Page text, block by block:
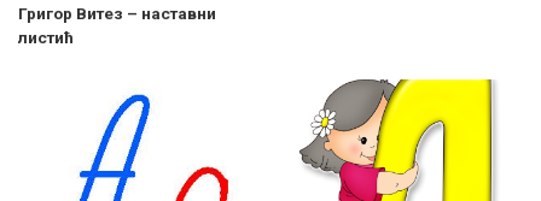
Григор Витез – наставни
листић